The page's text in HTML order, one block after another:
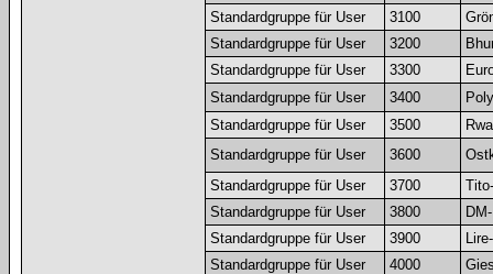
Standardgruppe für User
3100
Standardgruppe für User
3200
Standardgruppe für User
3300
Standardgruppe für User
3400
Standardgruppe für User
3500
Standardgruppe für User
3600
Standardgruppe für User
3700
Standardgruppe für User
3800
Standardgruppe für User
3900
Standardgruppe für User
4000